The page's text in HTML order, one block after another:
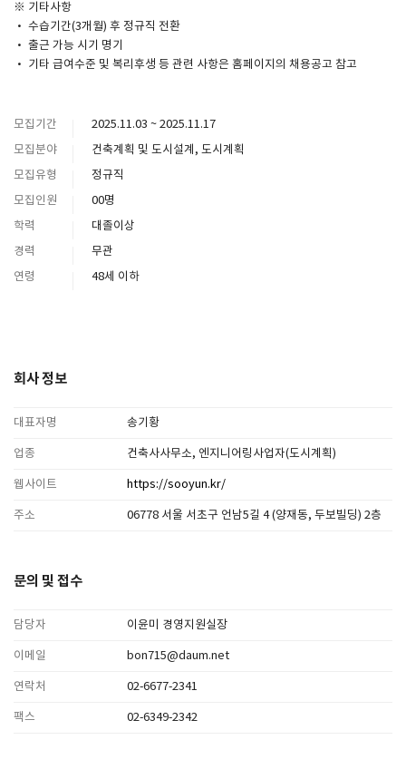
※ 기타사항
· 수습기간(3개월) 후 정규직 전환
· 출근 가능 시기 명기
· 기타 급여수준 및 복리후생 등 관련 사항은 홈페이지의 채용공고 참고
모집기간
2025.11.03 ~ 2025.11.17
모집분야
건축계획 및 도시설계, 도시계획
모집유형
정규직
모집인원
00명
학력
대졸이상
경력
무관
연령
48세 이하
회사 정보
대표자명 송기황
업종 건축사사무소, 엔지니어링사업자(도시계획)
웹사이트 https://sooyun.kr/
주소 06778 서울 서초구 언남5길 4 (양재동, 두보빌딩) 2층
문의 및 접수
담당자 이윤미 경영지원실장
이메일 bon715@daum.net
연락처 02-6677-2341
팩스 02-6349-2342